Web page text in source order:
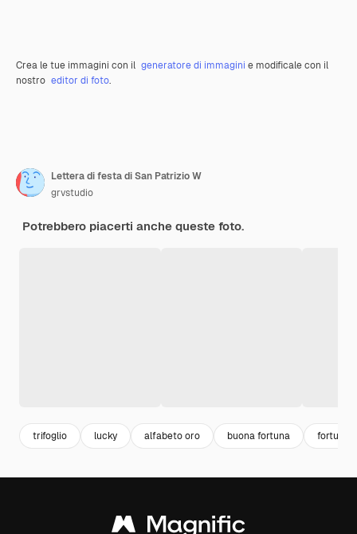
Crea le tue immagini con il generatore di immagini e modificale con il
nostro editor di foto.
Lettera di festa di San Patrizio W
grvstudio
Potrebbero piacerti anche queste foto.
trifoglio lucky alfabeto oro buona fortuna fortuna